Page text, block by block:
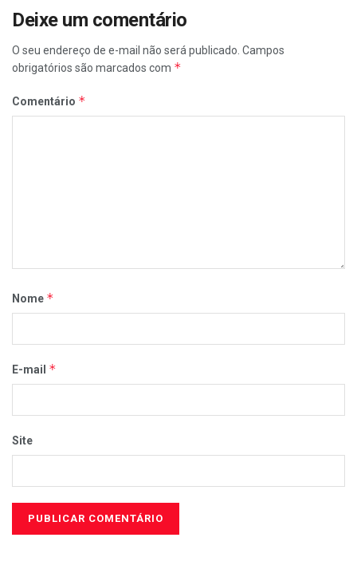
Deixe um comentário
O seu endereço de e-mail não será publicado. Campos
obrigatórios são marcados com *
Comentário *
Nome *
E-mail *
Site